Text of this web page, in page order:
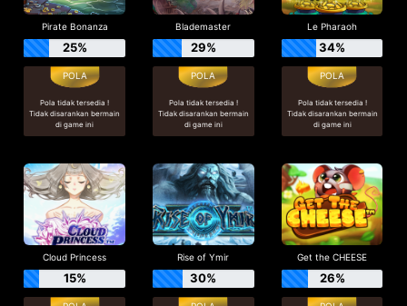
Pirate Bonanza
25%
Pola tidak tersedia !
Tidak disarankan bermain
di game ini
Blademaster
29%
Pola tidak tersedia !
Tidak disarankan bermain
di game ini
Le Pharaoh
34%
Pola tidak tersedia !
Tidak disarankan bermain
di game ini
Cloud Princess
15%
Rise of Ymir
30%
Get the CHEESE
26%